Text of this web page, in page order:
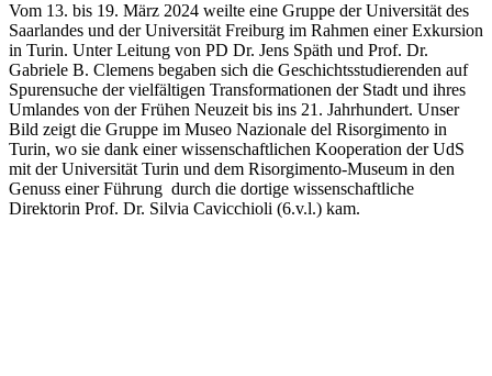
Vom 13. bis 19. März 2024 weilte eine Gruppe der Universität des
Saarlandes und der Universität Freiburg im Rahmen einer Exkursion
in Turin. Unter Leitung von PD Dr. Jens Späth und Prof. Dr.
Gabriele B. Clemens begaben sich die Geschichtsstudierenden auf
Spurensuche der vielfältigen Transformationen der Stadt und ihres
Umlandes von der Frühen Neuzeit bis ins 21. Jahrhundert. Unser
Bild zeigt die Gruppe im Museo Nazionale del Risorgimento in
Turin, wo sie dank einer wissenschaftlichen Kooperation der UdS
mit der Universität Turin und dem Risorgimento-Museum in den
Genuss einer Führung durch die dortige wissenschaftliche
Direktorin Prof. Dr. Silvia Cavicchioli (6.v.l.) kam.